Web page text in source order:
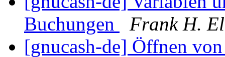
Buchungen
Frank H.
[gnucash-de] Öffnen